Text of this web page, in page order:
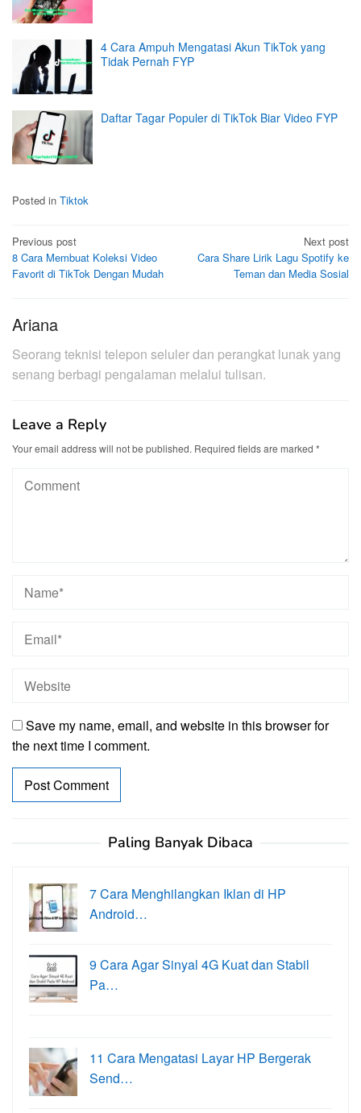
4 Cara Ampuh Mengatasi Akun TikTok yang
Tidak Pernah FYP
Daftar Tagar Populer di TikTok Biar Video FYP
Posted in Tiktok
Post
navigation
Previous post
8 Cara Membuat Koleksi Video
Favorit di TikTok Dengan Mudah
Next post
Cara Share Lirik Lagu Spotify ke
Teman dan Media Sosial
Ariana
Seorang teknisi telepon seluler dan perangkat lunak yang
senang berbagi pengalaman melalui tulisan.
Leave a Reply
Your email address will not be published. Required fields are marked *
Save my name, email, and website in this browser for
the next time I comment.
Paling Banyak Dibaca
7 Cara Menghilangkan Iklan di HP
Android…
9 Cara Agar Sinyal 4G Kuat dan Stabil
Pa…
11 Cara Mengatasi Layar HP Bergerak
Send…